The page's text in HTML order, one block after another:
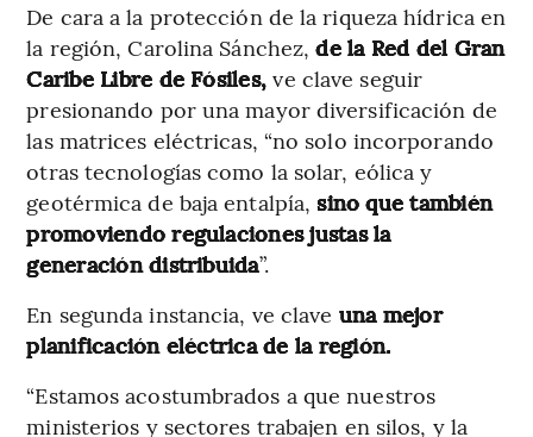
De cara a la protección de la riqueza hídrica en
la región, Carolina Sánchez,de la Red del Gran
Caribe Libre de Fósiles,ve clave seguir
presionando por una mayor diversificación de
las matrices eléctricas, “no solo incorporando
otras tecnologías como la solar, eólica y
geotérmica de baja entalpía,sino que también
promoviendo regulaciones justas la
generación distribuida”.
En segunda instancia, ve clave una mejor
planificación eléctrica de la región.
“Estamos acostumbrados a que nuestros
ministerios y sectores trabajen en silos, y la